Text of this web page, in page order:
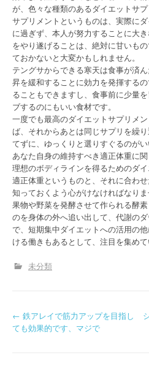
が、色々な種類のあるダイエットサプ
サプリメントというものは、実際に
に過ぎず、本人が努力することに大
をやり遂げることは、絶対に甘いも
ておかないと大変かもしれません。
テングサからできる寒天は食事が済
昇を緩和することに効力を発揮する
ることもできますし、食事前に少量
ブするのにもいい食材です。
一度でも最高のダイエットサプリメ
ば、それからあとは同じサプリを繰
てずに、ゆっくりと選りすぐるのがい
あなた自身の維持すべき適正体重に
理想のボディラインを得るためのダ
適正体重というものと、それに合わ
知っておくよう心がけなければなりま
果物や野菜を発酵させて作られる酵
のを身体の外へ追い出して、代謝の
で、短期集中ダイエットへの活用の
ける働きもあるとして、注目を集めて
未分類
P
← 鉄アレイで筋力アップを目指し
ても効果的です、マジで